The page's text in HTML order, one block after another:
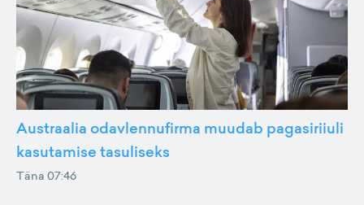
Austraalia odavlennufirma muudab pagasiriiuli
kasutamise tasuliseks
Täna 07:46